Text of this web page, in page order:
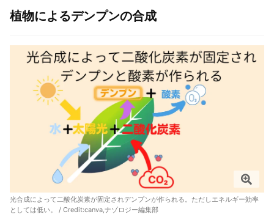
植物によるデンプンの合成
光合成によって二酸化炭素が固定されデンプンが作られる。ただしエネルギー効率
としては低い。 / Credit:canva,ナゾロジー編集部